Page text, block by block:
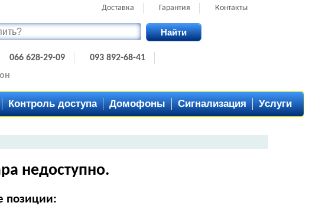
Доставка Гарантия Контакты
Найти
066 628-29-09
093 892-68-41
Контроль доступа Домофоны Сигнализация Услуги
недоступно.
позиции: